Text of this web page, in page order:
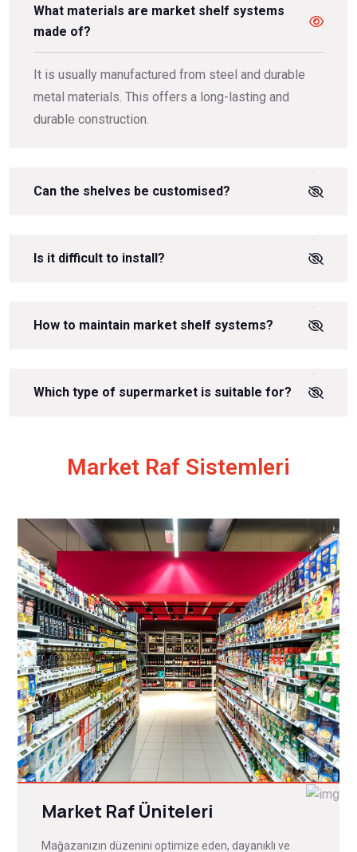
What materials are market shelf systems
made of?
It is usually manufactured from steel and durable
metal materials. This offers a long-lasting and
durable construction.
Can the shelves be customised?
Is it difficult to install?
How to maintain market shelf systems?
Which type of supermarket is suitable for?
Market Raf Sistemleri
Market Raf Üniteleri
Mağazanızın düzenini optimize eden, dayanıklı ve